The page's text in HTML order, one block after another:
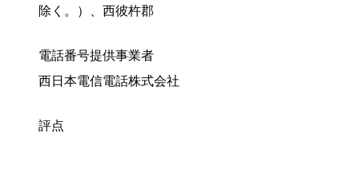
除く。）、西彼杵郡
電話番号提供事業者
西日本電信電話株式会社
評点